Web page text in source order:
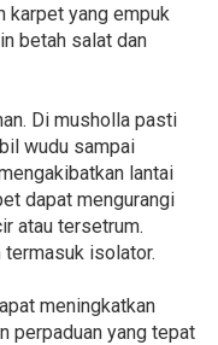
karpet yang empuk
betah salat dan
Di musholla pasti
wudu sampai
lantai
dapat mengurangi
atau tersetrum.
termasuk isolator.
meningkatkan
perpaduan yang tepat